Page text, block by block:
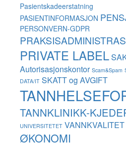
Pasientskadeerstatning
PASIENTINFORMASJON
PERSONVERN-GDPR
PRIVATE LABEL
Autorisasjonskontor Scam&Spam
DATA/IT SKATT og AVGIFT
TANNKLINIKK-
UNIVERSITETET VANNKVALITET
ØKONOMI